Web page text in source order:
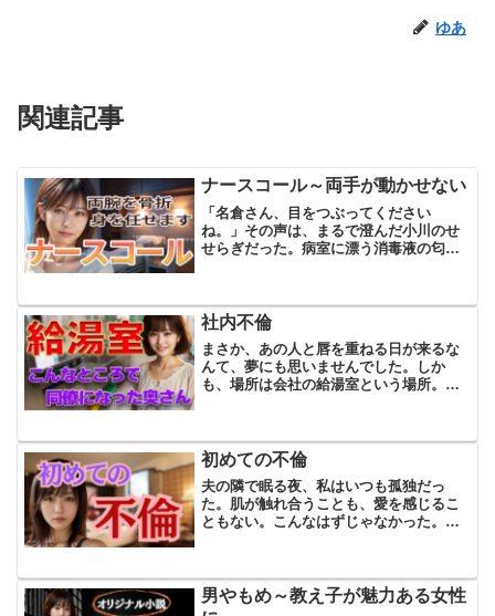
ゆあ
関連記事
ナースコール～両手が動かせない
「名倉さん、目をつぶってください
ね。」その声は、まるで澄んだ小川のせ
せらぎだった。病室に漂う消毒液の匂い
微笑みながらもう一度同じ言葉...
社内不倫
まさか、あの人と唇を重ねる日が来るな
んて、夢にも思いませんでした。しか
も、場所は会社の給湯室という場所。会
した。場所のせいなのか、ふたりの立場
のせいなのか背徳感でいっぱ...
初めての不倫
夫の隣で眠る夜、私はいつも孤独だっ
た。肌が触れ合うことも、愛を感じるこ
ともない。こんなはずじゃなかった。結
え、いまでは家族という枠だけ...
男やもめ～教え子が魅力ある女性